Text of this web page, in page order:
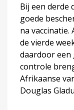
Bij een derde
goede
na vaccinatie.
de vierde
daardoor een
controle
Afrikaanse
Douglas